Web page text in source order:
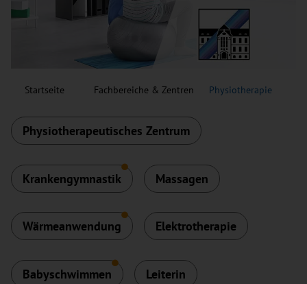
Startseite Fachbereiche & Zentren Physiotherapie
Physiotherapeutisches Zentrum
Krankengymnastik Massagen
Wärmeanwendung Elektrotherapie
Babyschwimmen Leiterin